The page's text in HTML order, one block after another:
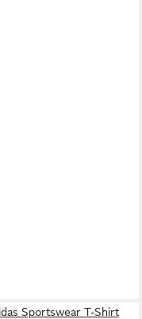
Sportswear T-Shirt